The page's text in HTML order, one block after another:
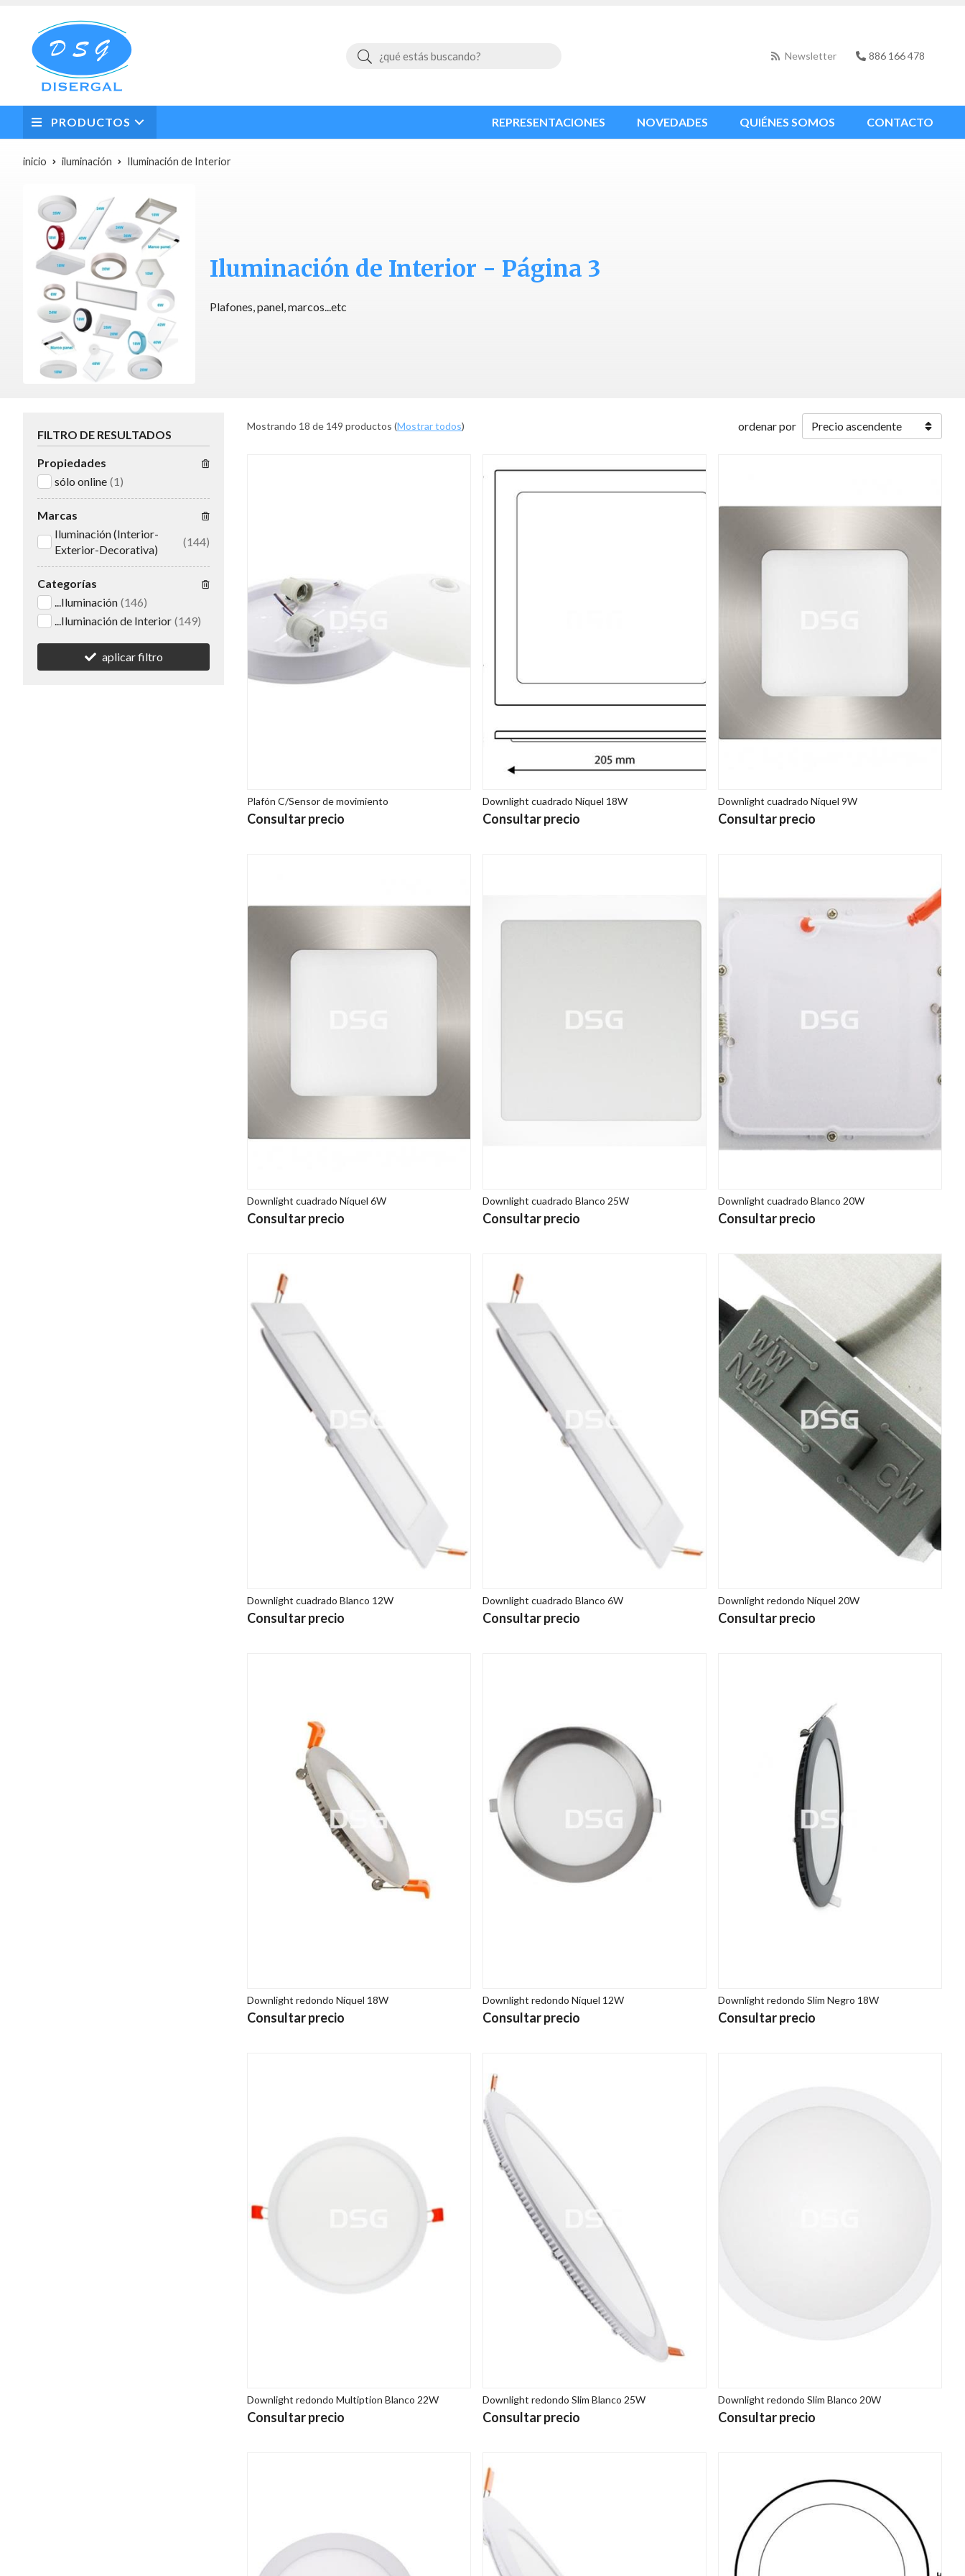
Buscar Newsletter 886 166 478
PRODUCTOS REPRESENTACIONES NOVEDADES QUIÉNES SOMOS CONTACTO
inicio iluminación Iluminación de Interior
Iluminación de Interior - Página 3
Plafones, panel, marcos...etc
Mostrando 18 de 149 productos (Mostrar todos) ordenar por
Plafón C/Sensor de movimiento
Consultar precio
Downlight cuadrado Níquel 18W
Consultar precio
Downlight cuadrado Níquel 9W
Consultar precio
Downlight cuadrado Níquel 6W
Consultar precio
Downlight cuadrado Blanco 25W
Consultar precio
Downlight cuadrado Blanco 20W
Consultar precio
Downlight cuadrado Blanco 12W
Consultar precio
Downlight cuadrado Blanco 6W
Consultar precio
Downlight redondo Níquel 20W
Consultar precio
Downlight redondo Níquel 18W
Consultar precio
Downlight redondo Níquel 12W
Consultar precio
Downlight redondo Slim Negro 18W
Consultar precio
Downlight redondo Multiption Blanco 22W
Consultar precio
Downlight redondo Slim Blanco 25W
Consultar precio
Downlight redondo Slim Blanco 20W
Consultar precio
FILTRO DE RESULTADOS
Propiedades
sólo online (1)
Marcas
Iluminación (Interior-
Exterior-Decorativa)
(144)
Categorías
...Iluminación (146)
...Iluminación de Interior (149)
aplicar filtro